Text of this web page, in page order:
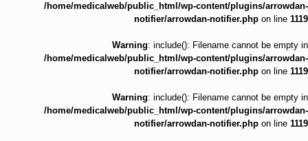
/home/medicalweb/public_html/wp-content/plugins/arrowdan-
notifier/arrowdan-notifier.php on line 1119
Warning: include(): Filename cannot be empty in
/home/medicalweb/public_html/wp-content/plugins/arrowdan-
notifier/arrowdan-notifier.php on line 1119
Warning: include(): Filename cannot be empty in
/home/medicalweb/public_html/wp-content/plugins/arrowdan-
notifier/arrowdan-notifier.php on line 1119